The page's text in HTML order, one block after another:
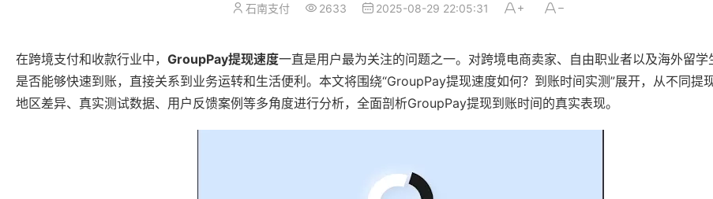
石南支付 2633 2025-08-29 22:05:31
在跨境支付和收款行业中， GroupPay提现速度一直是用户最为关注的问题之一。对跨境电商卖家、自由职业者以及海外留学
是否能够快速到账，直接关系到业务运转和生活便利。本文将围绕“GroupPay提现速度如何？到账时间实测”展开，从不同提
地区差异、真实测试数据、用户反馈案例等多角度进行分析，全面剖析GroupPay提现到账时间的真实表现。